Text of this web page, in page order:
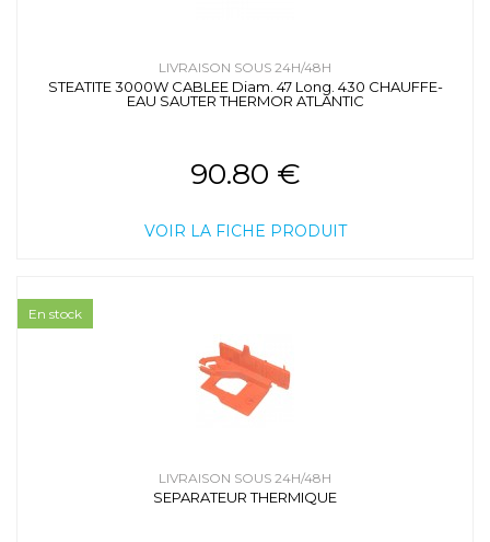
LIVRAISON SOUS 24H/48H
STEATITE 3000W CABLEE Diam. 47 Long. 430 CHAUFFE-
EAU SAUTER THERMOR ATLANTIC
90.80 €
VOIR LA FICHE PRODUIT
LIVRAISON SOUS 24H/48H
SEPARATEUR THERMIQUE
En stock